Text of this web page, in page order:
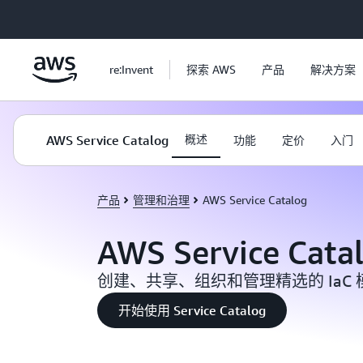
re:Invent 探索 AWS 产品 解决方案
AWS Service Catalog 概述 功能 定价 入门
产品 管理和治理 AWS Service Catalog
AWS Service
创建、共享、组织和管理精选的 IaC
开始使用 Service Catalog